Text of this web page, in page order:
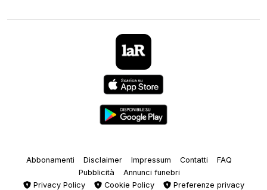
Abbonamenti Disclaimer Impressum Contatti
FAQ
Pubblicità
Annunci funebri
Privacy Policy
Cookie Policy Preferenze privacy